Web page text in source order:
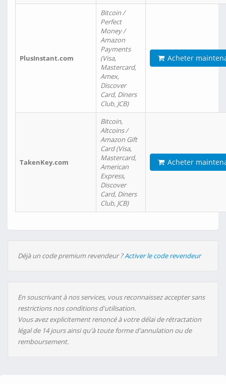
PlusInstant.com
Bitcoin /
Perfect
Money /
Amazon
Payments
(Visa,
Mastercard,
Amex,
Discover
Card, Diners
Club, JCB)
Acheter
TakenKey.com
Bitcoin,
Altcoins /
Amazon Gift
Card (Visa,
Mastercard,
American
Express,
Discover
Card, Diners
Club, JCB)
Acheter
Déjà un code premium revendeur ?Activer le code revendeur
En souscrivant à nos services, vous reconnaissez accepter sans
restrictions nos conditions d'utilisation.
Vous avez explicitement renoncé à votre délai de rétractation
légal de 14 jours ainsi qu'à toute forme d'annulation ou de
remboursement.